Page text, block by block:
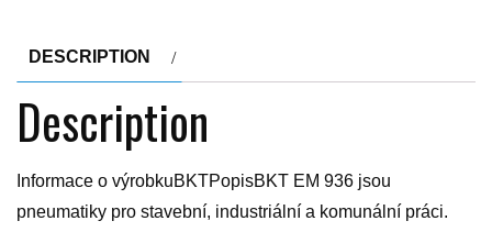
DESCRIPTION
Description
Informace o výrobkuBKTPopisBKT EM 936 jsou
pneumatiky pro stavební, industriální a komunální práci.